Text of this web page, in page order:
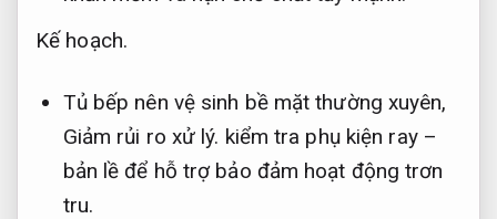
Kế hoạch.
Tủ bếp nên vệ sinh bề mặt thường xuyên,
Giảm rủi ro xử lý. kiểm tra phụ kiện ray –
bản lề để hỗ trợ bảo đảm hoạt động trơn
tru.